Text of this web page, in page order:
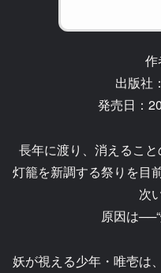
作
出版社
発売日：
長年に渡り、消えること
灯籠を新調する祭りを目
次
原因は──“
妖が視える少年・唯壱は